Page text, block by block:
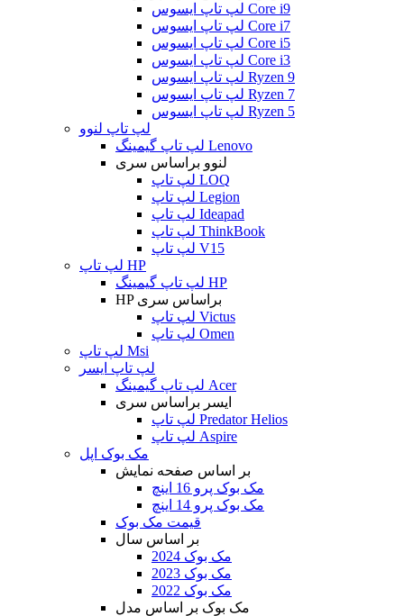
لپ تاپ ایسوس Core i9
لپ تاپ ایسوس Core i7
لپ تاپ ایسوس Core i5
لپ تاپ ایسوس Core i3
لپ تاپ ایسوس Ryzen 9
لپ تاپ ایسوس Ryzen 7
لپ تاپ ایسوس Ryzen 5
لپ تاپ لنوو
لپ تاپ گیمینگ Lenovo
لنوو براساس سری
لپ تاپ LOQ
لپ تاپ Legion
لپ تاپ Ideapad
لپ تاپ ThinkBook
لپ تاپ V15
لپ تاپ HP
لپ تاپ گیمینگ HP
HP براساس سری
لپ تاپ Victus
لپ تاپ Omen
لپ تاپ Msi
لپ تاپ ایسر
لپ تاپ گیمینگ Acer
ایسر براساس سری
لپ تاپ Predator Helios
لپ تاپ Aspire
مک بوک اپل
بر اساس صفحه نمایش
مک بوک پرو 16 اینچ
مک بوک پرو 14 اینچ
قیمت مک بوک
بر اساس سال
مک بوک 2024
مک بوک 2023
مک بوک 2022
مک بوک بر اساس مدل